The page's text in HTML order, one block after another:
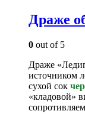
Драже
0 out of 5
Драже
источником
сухой сок
«кладовой»